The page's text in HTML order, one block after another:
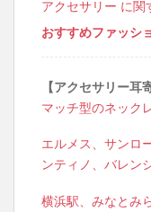
アクセサリー に関
おすすめファッシ
【アクセサリー耳
マッチ型のネック
エルメス、サンロ
ンティノ、バレン
横浜駅、みなとみ